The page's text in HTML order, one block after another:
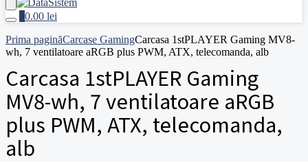
0.00 lei
Prima paginăCarcase GamingCarcasa 1stPLAYER Gaming MV8-
wh, 7 ventilatoare aRGB plus PWM, ATX, telecomanda, alb
Carcasa 1stPLAYER Gaming
MV8-wh, 7 ventilatoare aRGB
plus PWM, ATX, telecomanda,
alb